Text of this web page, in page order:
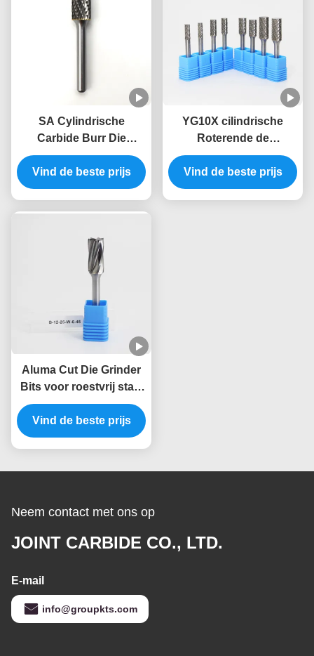
SA Cylindrische
Carbide Burr Die
Grinder Burr Bits On 1/4
"Shanks Impact
Toughness
Vind de beste prijs
YG10X cilindrische
Roterende de
Matrijzenmolen Bits For
Wood die van het
Wolframcarbide
Vind de beste prijs
Aluma Cut Die Grinder
Bits voor roestvrij staal
metalen verwijdering
Carbide Burrs
Vind de beste prijs
Neem contact met ons op
JOINT CARBIDE CO., LTD.
E-mail
info@groupkts.com